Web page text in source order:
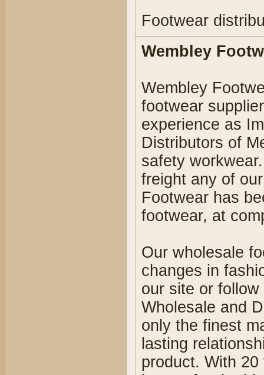
Footwear
Wembley
Wembley
footwear
experience as
Distributors of
safety
freight any of
Footwear has
footwear, at
Our wholesale
changes in
our site or
Wholesale and
only the finest
lasting
product. With